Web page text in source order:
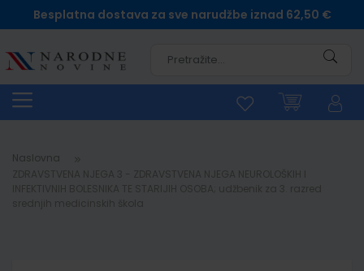
Besplatna dostava za sve narudžbe iznad 62,50 €
Naslovna